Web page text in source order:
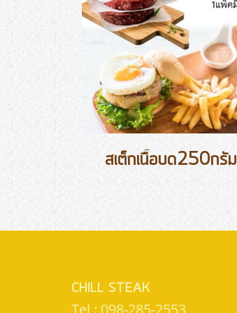
สเต็กเนื้อบด250กรัม
CHILL STEAK
Tel : 098-285-2553